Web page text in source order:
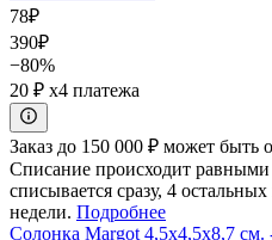
78₽
390₽
−80%
20 ₽ x4 платежа
Заказ до 150 000 ₽ может быть
Списание происходит
списывается сразу, 4
недели. Подробнее
Солонка Margot 4,5x4,5x8,7 см.